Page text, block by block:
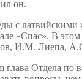
он.
c латвийскими
«Спас». В
И.М. Лиепа,
глава Отдела по